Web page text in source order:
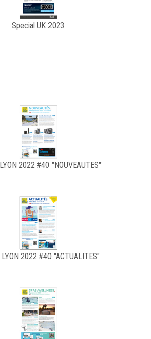
Special UK 2023
2022 #40 "NOUVEAUTES"
2022 #40 "ACTUALITES"